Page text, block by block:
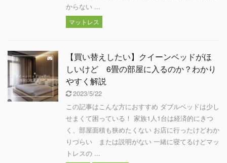
からない ...
マットレス
【買い替えしたい】クイーンベッドがほ
しいけど 6畳の部屋に入るのか？わかり
やすく解説
2023/5/22
この記事はこんな方におすすめ ダブルベッドは少し
せまくて困っている！ 家族1人1台は経済的にきつ
く、部屋面積も狭めたくない お店に行ったけどわか
りづらい または説明がない 一緒に寝てるけどマッ
トレスの ...